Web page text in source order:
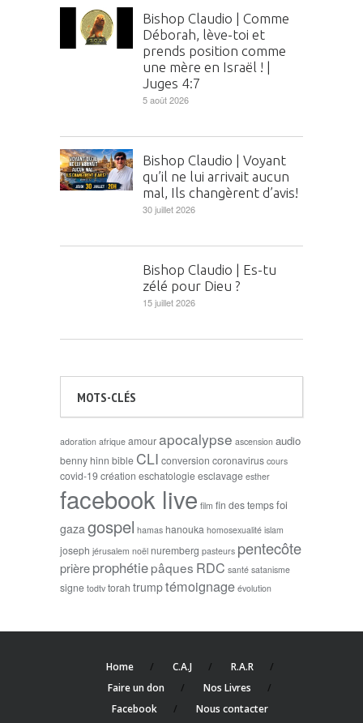
Bishop Claudio | Comme
Déborah, lève-toi et
prends position comme
une mère en Israël ! |
Juges 4:7
5 août 2026
Bishop Claudio | Voyant
qu’il ne lui arrivait aucun
mal, Ils changèrent d’avis!
30 juillet 2026
Bishop Claudio | Es-tu
zélé pour Dieu ?
15 juillet 2026
MOTS-CLÉS
adoration afrique amourapocalypse ascension audio
benny hinn bible CLI conversion coronavirus cours
covid-19création eschatologieesclavage esther
facebook live film fin des tempsfoi
gazagospel hamas hanouka homosexualité islam
joseph jérusalem noël nuremberg pasteurs pentecôte
prièreprophétiepâques RDC santé satanisme
signe todtv torah trumptémoignage évolution
Home C.A.J
R.A.R
Faire un don
Nos Livres
Facebook
Nous contacter